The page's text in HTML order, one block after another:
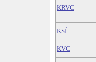
KRVC
KSÍ
KVC